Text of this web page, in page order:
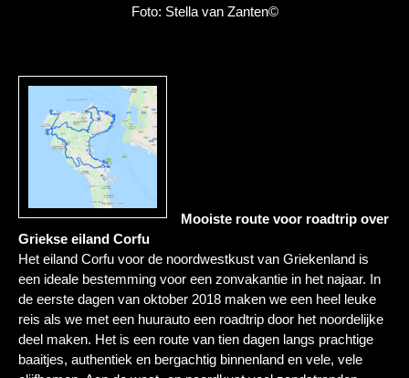
Foto: Stella van Zanten©
Mooiste route voor roadtrip over
Griekse eiland Corfu
Het eiland Corfu voor de noordwestkust van Griekenland is
een ideale bestemming voor een zonvakantie in het najaar. In
de eerste dagen van oktober 2018 maken we een heel leuke
reis als we met een huurauto een roadtrip door het noordelijke
deel maken. Het is een route van tien dagen langs prachtige
baaitjes, authentiek en bergachtig binnenland en vele, vele